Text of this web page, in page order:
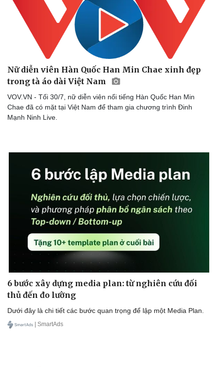
Sức khỏe
Dinh dưỡng - món ngon
Làm đẹp - giảm cân
Phòng mạch online
Đời sống
Nữ diễn viên Hàn Quốc Han Min Chae xinh đẹp
trong tà áo dài Việt Nam
VOV.VN - Tối 30/7, nữ diễn viên nổi tiếng Hàn Quốc Han Min
Chae đã có mặt tại Việt Nam để tham gia chương trình Đinh
Mạnh Ninh Live.
6 bước xây dựng media plan: từ nghiên cứu đối
thủ đến đo lường
Dưới đây là chi tiết các bước quan trọng để lập một Media Plan.
| SmartAds